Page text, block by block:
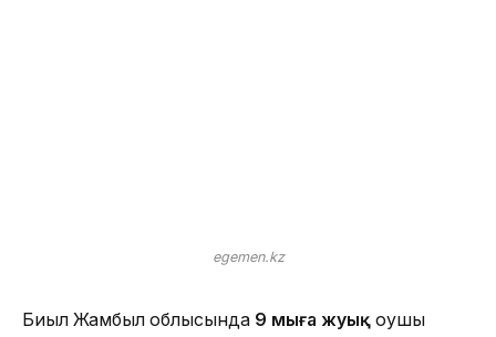
egemen.kz
Биыл Жамбыл облысында 9 мыңға жуық оқушы